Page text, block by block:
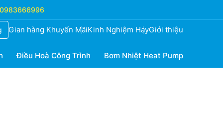
0983666996
Gian hàng Khuyến MãiKinh Nghiệm HayGiới thiệu
Điều Hoà Công Trình Bơm Nhiệt Heat Pump